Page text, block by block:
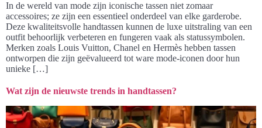
In de wereld van mode zijn iconische tassen niet zomaar
accessoires; ze zijn een essentieel onderdeel van elke garderobe.
Deze kwaliteitsvolle handtassen kunnen de luxe uitstraling van een
outfit behoorlijk verbeteren en fungeren vaak als statussymbolen.
Merken zoals Louis Vuitton, Chanel en Hermès hebben tassen
ontworpen die zijn geëvalueerd tot ware mode-iconen door hun
unieke […]
Wat zijn de nieuwste trends in handtassen?